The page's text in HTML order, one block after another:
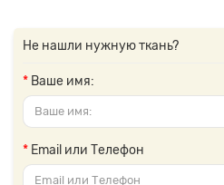
Не нашли нужную ткань?
Ваше имя:
Email или Телефон